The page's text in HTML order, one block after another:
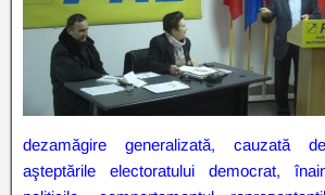
dezamăgire generalizată, cauzată
aşteptările electoratului democrat,